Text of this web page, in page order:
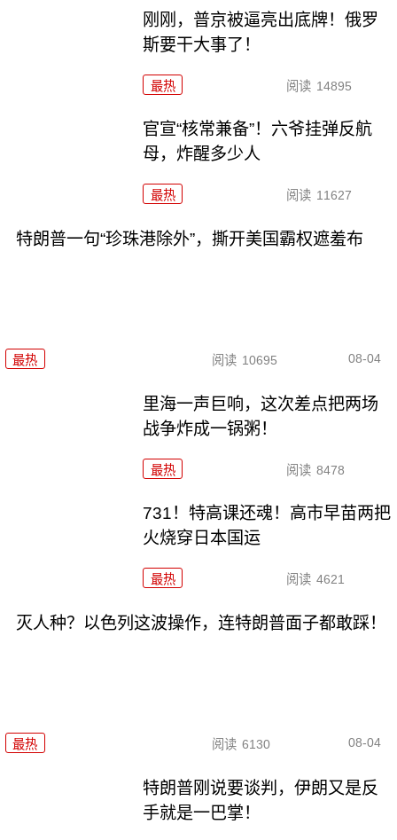
刚刚，普京被逼亮出底牌！俄罗
斯要干大事了！
最热 阅读 14895
官宣“核常兼备”！六爷挂弹反航
母，炸醒多少人
最热 阅读 11627
特朗普一句“珍珠港除外”，撕开美国霸权遮羞布
最热 阅读 10695 08-04
里海一声巨响，这次差点把两场
战争炸成一锅粥！
最热 阅读 8478
731！特高课还魂！高市早苗两把
火烧穿日本国运
最热 阅读 4621
灭人种？以色列这波操作，连特朗普面子都敢踩！
最热 阅读 6130 08-04
特朗普刚说要谈判，伊朗又是反
手就是一巴掌！